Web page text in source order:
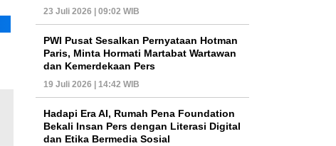
23 Juli 2026 | 09:02 WIB
PWI Pusat Sesalkan Pernyataan Hotman
Paris, Minta Hormati Martabat Wartawan
dan Kemerdekaan Pers
19 Juli 2026 | 14:42 WIB
Hadapi Era AI, Rumah Pena Foundation
Bekali Insan Pers dengan Literasi Digital
dan Etika Bermedia Sosial